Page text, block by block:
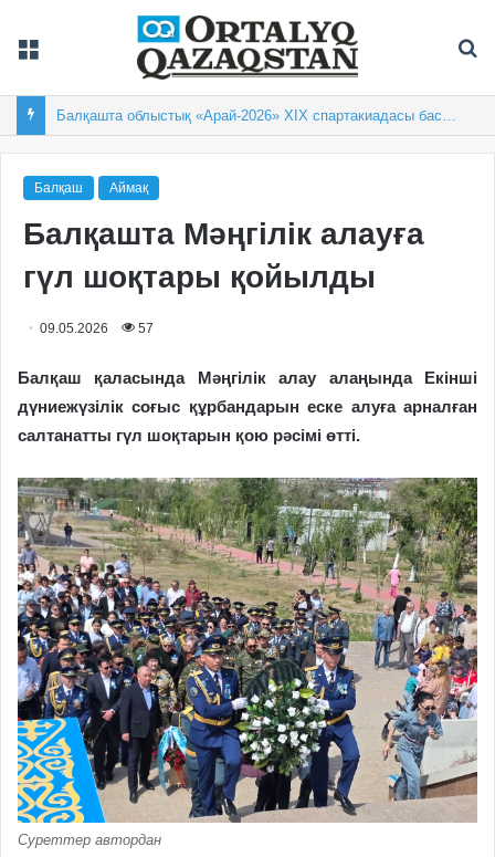
Балқаш Аймақ
Балқашта Мәңгілік алауға
гүл шоқтары қойылды
09.05.2026 57
Балқаш қаласында Мәңгілік алау алаңында Екінші
дүниежүзілік соғыс құрбандарын еске алуға арналған
салтанатты гүл шоқтарын қою рәсімі өтті.
Суреттер автордан